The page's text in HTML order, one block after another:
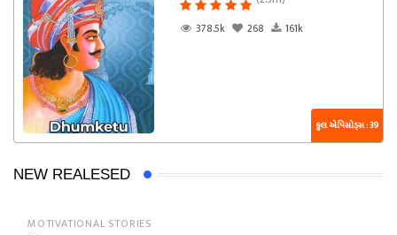
378.5k
268 161k
કુલ એપિસોડ્સ : 39
NEW REALESED
MOTIVATIONAL STORIES